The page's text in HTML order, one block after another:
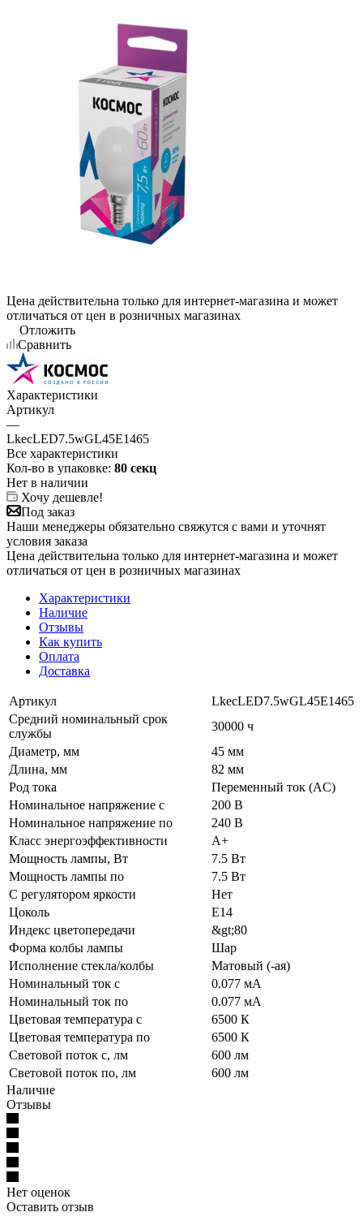
Цена действительна только для интернет-магазина и может
отличаться от цен в розничных магазинах
Отложить
Сравнить
Характеристики
Артикул
—
LkecLED7.5wGL45E1465
Все характеристики
Кол-во в упаковке: 80 секц
Нет в наличии
Хочу дешевле!
Под заказ
Наши менеджеры обязательно свяжутся с вами и уточнят
условия заказа
Цена действительна только для интернет-магазина и может
отличаться от цен в розничных магазинах
Характеристики
Наличие
Отзывы
Как купить
Оплата
Доставка
Артикул
LkecLED7.5wGL45E1465
Средний номинальный срок
службы
30000 ч
Диаметр, мм
45 мм
Длина, мм
82 мм
Род тока
Переменный ток (AC)
Номинальное напряжение с
200 В
Номинальное напряжение по
240 В
Класс энергоэффективности
A+
Мощность лампы, Вт
7.5 Вт
Мощность лампы по
7.5 Вт
С регулятором яркости
Нет
Цоколь
E14
Индекс цветопередачи
&gt;80
Форма колбы лампы
Шар
Исполнение стекла/колбы
Матовый (-ая)
Номинальный ток с
0.077 мА
Номинальный ток по
0.077 мА
Цветовая температура с
6500 К
Цветовая температура по
6500 К
Световой поток с, лм
600 лм
Световой поток по, лм
600 лм
Наличие
Отзывы
Нет оценок
Оставить отзыв